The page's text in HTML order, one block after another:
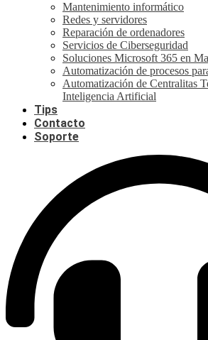
Mantenimiento informático
Redes y servidores
Reparación de ordenadores
Servicios de Ciberseguridad
Soluciones Microsoft 365 en
Automatización de procesos
Automatización de Centralitas
Inteligencia Artificial
Tips
Contacto
Soporte